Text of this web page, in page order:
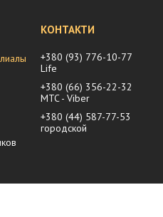
+380 (93) 776-10-77
Life
+380 (66) 356-22-32
MTC - Viber
+380 (44) 587-77-53
городской